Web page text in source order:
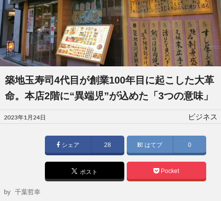
築地玉寿司4代目が創業100年目に起こした大革
命。本店2階に“異端児”が込めた「3つの意味」
投
稿
2023年1月24日 ビジネス
シェア 28 はてブ 0
ポスト Pocket
by千葉哲幸